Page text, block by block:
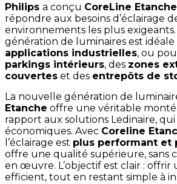
Philips a conçu CoreLine
répondre aux besoins d’éclairage
environnements les plus
génération de luminaires est
applications industrielles, ou
parkings intérieurs, des zones
couvertes et des entrepôts de
La nouvelle génération de
Etanche offre une véritable
rapport aux solutions Ledinaire,
économiques. Avec Coreline
l’éclairage est plus performant et
offre une qualité supérieure, sans
en œuvre. L’objectif est clair :
efficient, tout en restant simple à